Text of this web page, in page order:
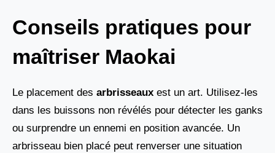
Conseils pratiques pour
maîtriser Maokai
Le placement des arbrisseaux est un art. Utilisez-les
dans les buissons non révélés pour détecter les ganks
ou surprendre un ennemi en position avancée. Un
arbrisseau bien placé peut renverser une situation